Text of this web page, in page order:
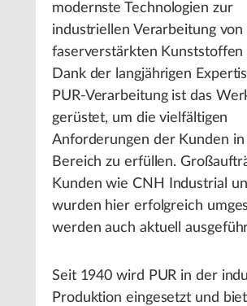
modernste Technologien zur
industriellen Verarbeitung von
faserverstärkten Kunststoffen
Dank der langjährigen
PUR-Verarbeitung ist das
gerüstet, um die vielfältigen
Anforderungen der Kunden in
Bereich zu erfüllen.
Kunden wie CNH Industrial
wurden hier erfolgreich
werden auch aktuell
Seit 1940 wird PUR in der
Produktion eingesetzt und